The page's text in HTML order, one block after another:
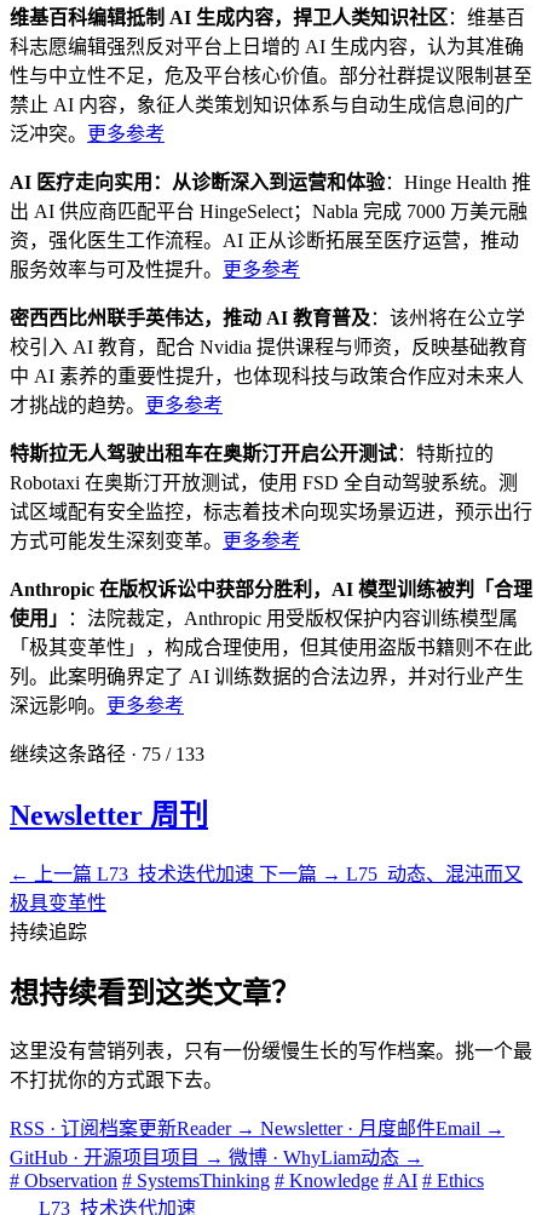
维基百科编辑抵制 AI 生成内容，捍卫人类知识社区 ：维基百
科志愿编辑强烈反对平台上日增的 AI 生成内容，认为其准确
性与中立性不足，危及平台核心价值。部分社群提议限制甚至
禁止 AI 内容，象征人类策划知识体系与自动生成信息间的广
泛冲突。
更多参考
AI 医疗走向实用：从诊断深入到运营和体验：Hinge Health 推
出 AI 供应商匹配平台 HingeSelect；Nabla 完成 7000 万美元融
资，强化医生工作流程。AI 正从诊断拓展至医疗运营，推动
服务效率与可及性提升。
更多参考
密西西比州联手英伟达，推动 AI 教育普及 ：该州将在公立学
校引入 AI 教育，配合 Nvidia 提供课程与师资，反映基础教育
中 AI 素养的重要性提升，也体现科技与政策合作应对未来人
才挑战的趋势。
更多参考
特斯拉无人驾驶出租车在奥斯汀开启公开测试：特斯拉的
Robotaxi 在奥斯汀开放测试，使用 FSD 全自动驾驶系统。测
试区域配有安全监控，标志着技术向现实场景迈进，预示出行
方式可能发生深刻变革。
更多参考
Anthropic 在版权诉讼中获部分胜利，AI 模型训练被判「合理
使用」
：法院裁定，Anthropic 用受版权保护内容训练模型属
「极其变革性」，构成合理使用，但其使用盗版书籍则不在此
列。此案明确界定了 AI 训练数据的合法边界，并对行业产生
深远影响。
更多参考
继续这条路径 · 75 / 133
Newsletter 周刊
← 上一篇 L73_技术迭代加速 下一篇 → L75_动态、混沌而又
极具变革性
持续追踪
想持续看到这类文章？
这里没有营销列表，只有一份缓慢生长的写作档案。挑一个最
不打扰你的方式跟下去。
RSS · 订阅档案更新Reader → Newsletter · 月度邮件Email →
GitHub · 开源项目项目 → 微博 · WhyLiam动态 →
# Observation # SystemsThinking # Knowledge # AI # Ethics
L73_技术迭代加速